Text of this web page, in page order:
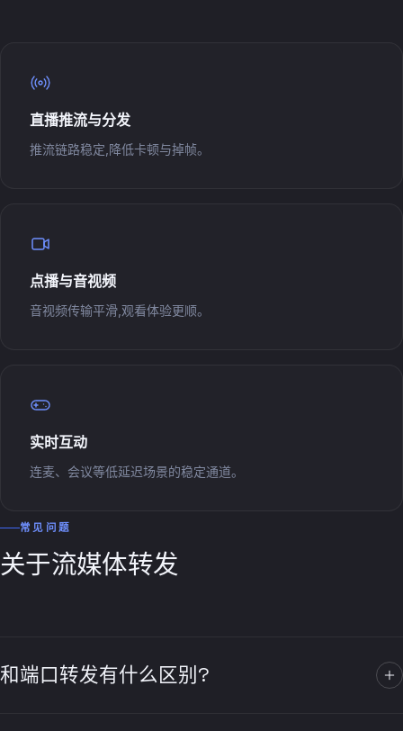
直播推流与分发
推流链路稳定,降低卡顿与掉帧。
点播与音视频
音视频传输平滑,观看体验更顺。
实时互动
连麦、会议等低延迟场景的稳定通道。
常见问题
关于流媒体转发
和端口转发有什么区别?